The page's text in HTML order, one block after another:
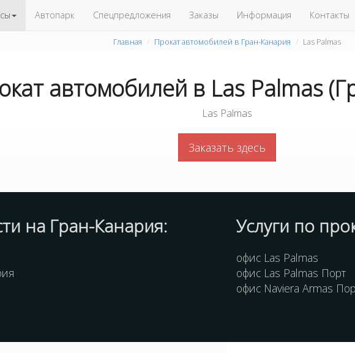
Автопарк Спецпредложения Заказы Информация Контакты
Главная Прокат автомобилей в Гран-Канария Las Palmas
автомобилей в Las Palmas
Las Palmas
Заказать здесь
Услуги по
офис Las Palmas
офис Las Palmas Порт
офис Naviera Armas
на Гран-Канария: